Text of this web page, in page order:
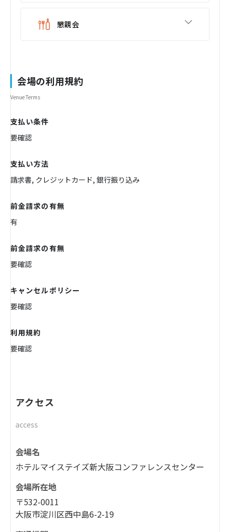
懇親会
会場の利用規約
Venue Terms
支払い条件
要確認
支払い方法
請求書, クレジットカード, 銀行振り込み
前金請求の有無
有
前金請求の有無
要確認
キャンセルポリシー
要確認
利用規約
要確認
アクセス
access
会場名
ホテルマイステイズ新大阪コンファレンスセンター
会場所在地
〒532-0011
大阪市淀川区西中島6-2-19